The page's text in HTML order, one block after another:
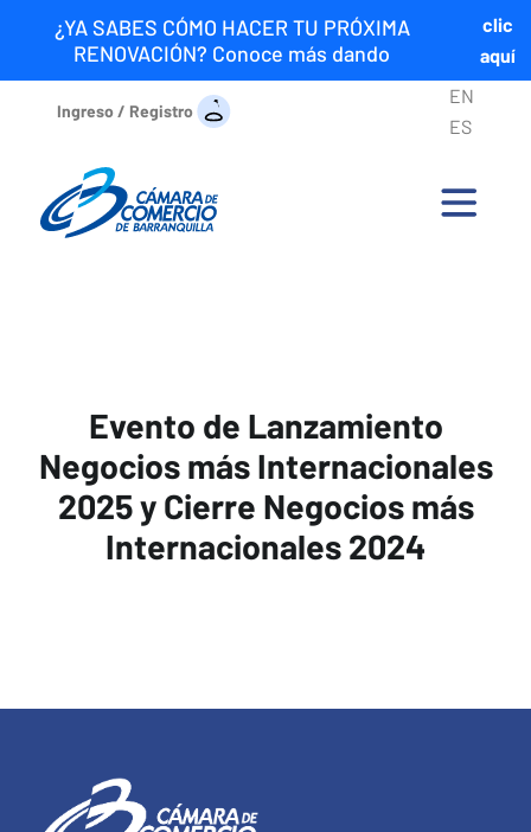
¿YA SABES CÓMO HACER TU PRÓXIMA
RENOVACIÓN? Conoce más dando
clic
aquí
Ingreso / Registro
EN
ES
Evento de Lanzamiento
Negocios más Internacionales
2025 y Cierre Negocios más
Internacionales 2024